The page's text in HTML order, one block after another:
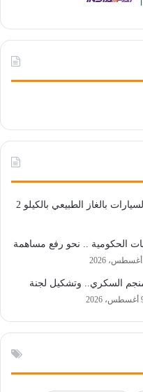
بالغاز الطبيعي بالكيلو 2
الحكومية .. نحو رفع مساهمة
السكري.. وتشكيل لجنة